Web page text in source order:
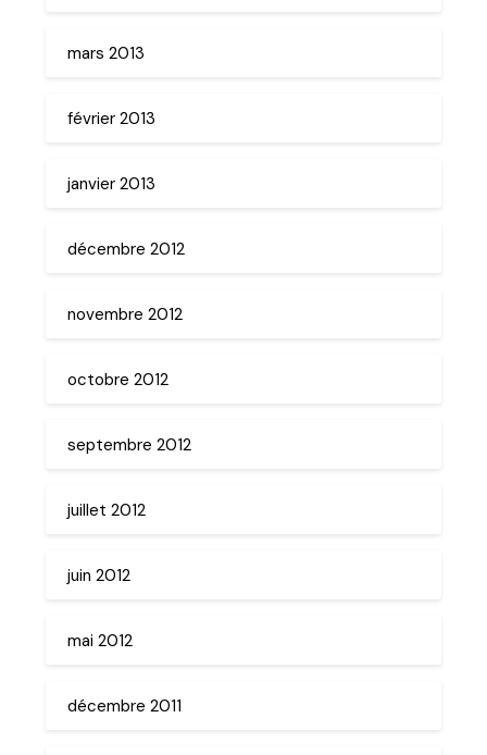
mars 2013
février 2013
janvier 2013
décembre 2012
novembre 2012
octobre 2012
septembre 2012
juillet 2012
juin 2012
mai 2012
décembre 2011